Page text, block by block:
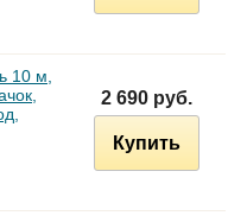
10 м,
2 690 руб.
Купить